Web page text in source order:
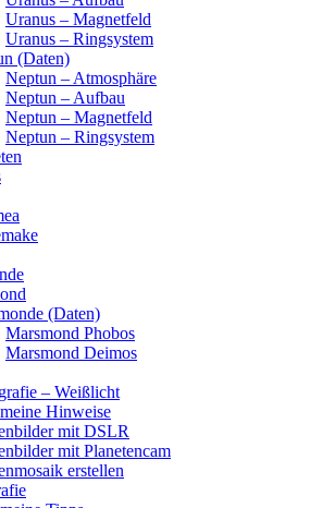
Uranus – Magnetfeld
Uranus – Ringsystem
(Daten)
Neptun – Atmosphäre
Neptun – Aufbau
Neptun – Magnetfeld
Neptun – Ringsystem
(Daten)
Marsmond Phobos
Marsmond Deimos
– Weißlicht
Hinweise
mit DSLR
mit Planetencam
erstellen